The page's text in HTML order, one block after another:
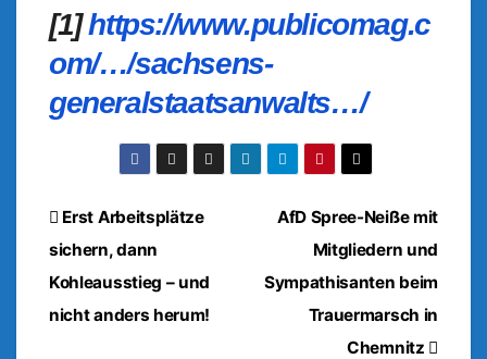
[1]https://www.publicomag.c
om/…/sachsens-
generalstaatsanwalts…/
BeitragsnavigationAfD Spree-Neiße mit
Mitgliedern und
Sympathisanten beim
Trauermarsch in
Chemnitz
Erst Arbeitsplätze
sichern, dann
Kohleausstieg – und
nicht anders herum!